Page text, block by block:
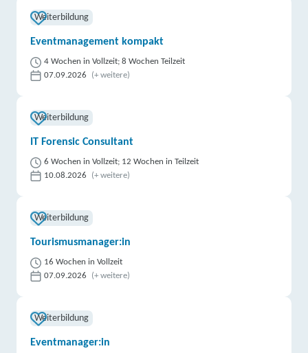
Weiterbildung
Eventmanagement kompakt
4 Wochen in Vollzeit; 8 Wochen Teilzeit
07.09.2026
(+ weitere)
Weiterbildung
IT Forensic Consultant
6 Wochen in Vollzeit; 12 Wochen in Teilzeit
10.08.2026
(+ weitere)
Weiterbildung
Tourismusmanager:in
16 Wochen in Vollzeit
07.09.2026
(+ weitere)
Weiterbildung
Eventmanager:in